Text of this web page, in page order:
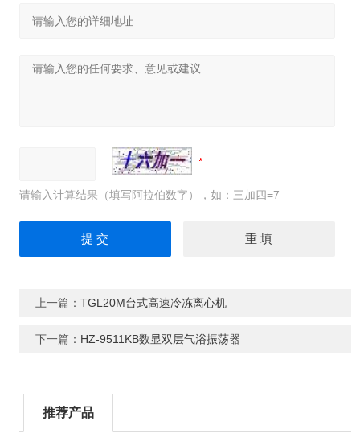
请输入计算结果（填写阿拉伯数字），如：三加四=7
上一篇： TGL20M台式高速冷冻离心机
下一篇： HZ-9511KB数显双层气浴振荡器
推荐产品